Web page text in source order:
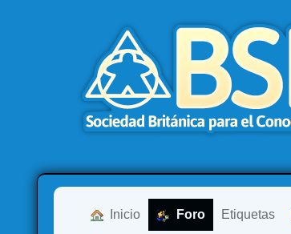
Inicio Foro Etiquetas